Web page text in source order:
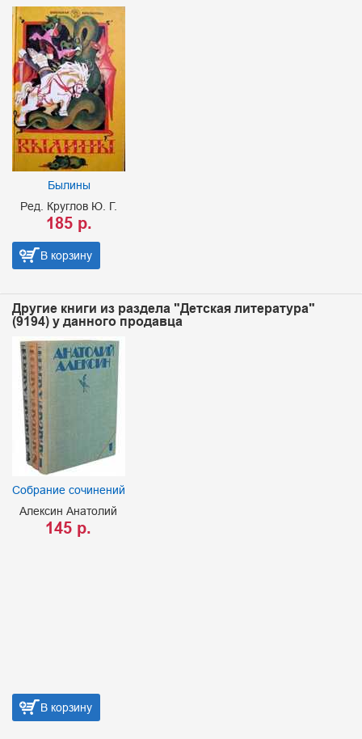
Былины
Ред. Круглов Ю. Г.
185 р.
В корзину
Другие книги из раздела "Детская литература"
(9194) у данного продавца
Собрание сочинений
Алексин Анатолий
145 р.
В корзину